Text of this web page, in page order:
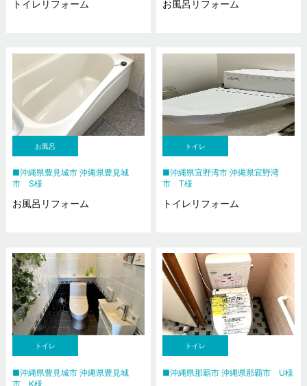
トイレリフォーム お風呂リフォーム
お風呂
沖縄県豊見城市 沖縄県豊見城
市 S様
お風呂リフォーム
トイレ
沖縄県宜野湾市 沖縄県宜野湾
市 T様
トイレリフォーム
トイレ
沖縄県豊見城市 沖縄県豊見城
市 K様
トイレ
沖縄県那覇市 沖縄県那覇市 U様